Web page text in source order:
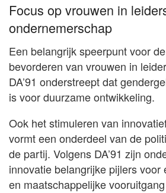
Focus op vrouwen in
ondernemerschap
Een belangrijk speerpunt voor
bevorderen van vrouwen in
DA’91 onderstreept dat
is voor duurzame ontwikkeling.
Ook het stimuleren van
vormt een onderdeel van de
de partij. Volgens DA’91 zijn
innovatie belangrijke pijlers voor
en maatschappelijke